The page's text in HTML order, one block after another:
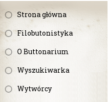
Strona główna
Filobutonistyka
O Buttonarium
Wyszukiwarka
Wytwórcy